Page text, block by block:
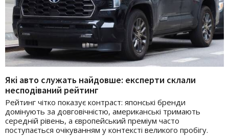
Які авто служать найдовше: експерти склали
несподіваний рейтинг
Рейтинг чітко показує контраст: японські бренди
домінують за довговічністю, американські тримають
середній рівень, а європейський преміум часто
поступається очікуванням у контексті великого пробігу.